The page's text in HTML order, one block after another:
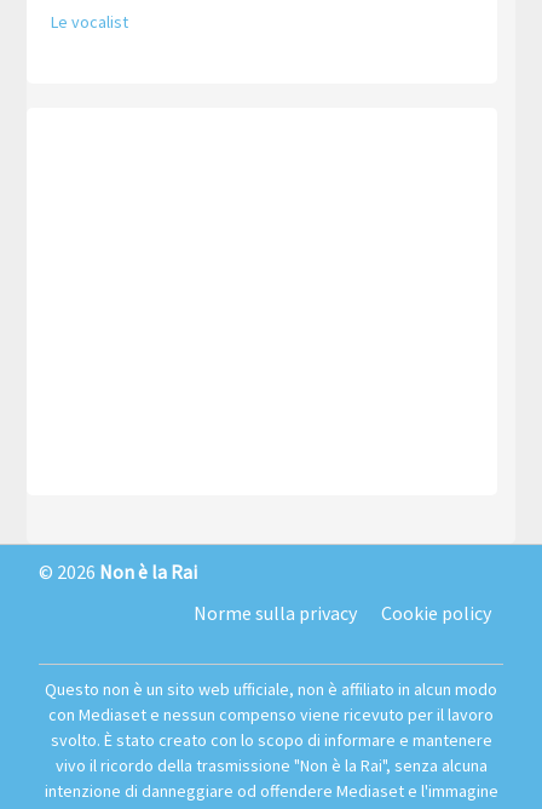
Le vocalist
© 2026 Non è la Rai
Norme sulla privacy
Cookie policy
Questo non è un sito web ufficiale, non è affiliato in alcun modo
con Mediaset e nessun compenso viene ricevuto per il lavoro
svolto. È stato creato con lo scopo di informare e mantenere
vivo il ricordo della trasmissione "Non è la Rai", senza alcuna
intenzione di danneggiare od offendere Mediaset e l'immagine